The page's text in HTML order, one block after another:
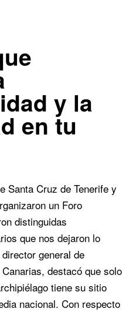
y la
en tu
Santa Cruz de Tenerife y
un Foro
distinguidas
que nos dejaron lo
general de
destacó que solo
tiene su sitio
nacional. Con respecto